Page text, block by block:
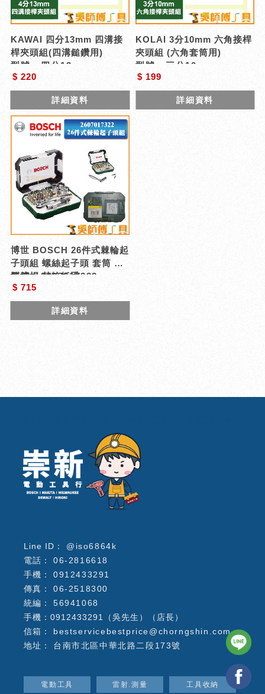
KAWAI 四分13mm 四溝接
桿夾頭組(四溝鎚鑽用)
型號 : 四分13mm
$ 220
詳細資料
KOLAI 3分10mm 六角接桿
夾頭組 (六角套筒用)
型號 : 三分10mm
$ 199
詳細資料
博世 BOSCH 26件式棘輪起
子頭組 螺絲起子頭 套筒 套
筒接桿 棘輪扳手
型號 : 2607017322
$ 715
詳細資料
@iso6864k
06-2816618
0912433291
06-2518300
56941068
手機：0912433291（吳先生）（店長）
bestservicebestprice@chorngshin.com
台南市北區中華北路二段173號
電動工具 雷射.測量 工具收納